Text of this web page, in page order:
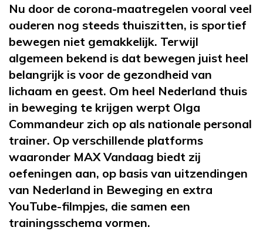
Nu door de corona-maatregelen vooral veel
ouderen nog steeds thuiszitten, is sportief
bewegen niet gemakkelijk. Terwijl
algemeen bekend is dat bewegen juist heel
belangrijk is voor de gezondheid van
lichaam en geest. Om heel Nederland thuis
in beweging te krijgen werpt Olga
Commandeur zich op als nationale personal
trainer. Op verschillende platforms
waaronder MAX Vandaag biedt zij
oefeningen aan, op basis van uitzendingen
van Nederland in Beweging en extra
YouTube-filmpjes, die samen een
trainingsschema vormen.